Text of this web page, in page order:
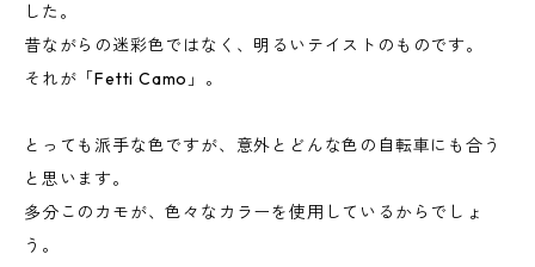
した。
昔ながらの迷彩色ではなく、明るいテイストのものです。
それが「Fetti Camo」。
とっても派手な色ですが、意外とどんな色の自転車にも合う
と思います。
多分このカモが、色々なカラーを使用しているからでしょ
う。